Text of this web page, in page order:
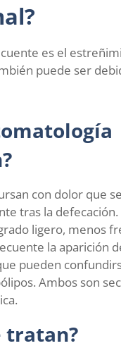
es el
puede ser
con dolor que
tras la
ligero, menos
la aparición
pueden
Ambos son
tratan?